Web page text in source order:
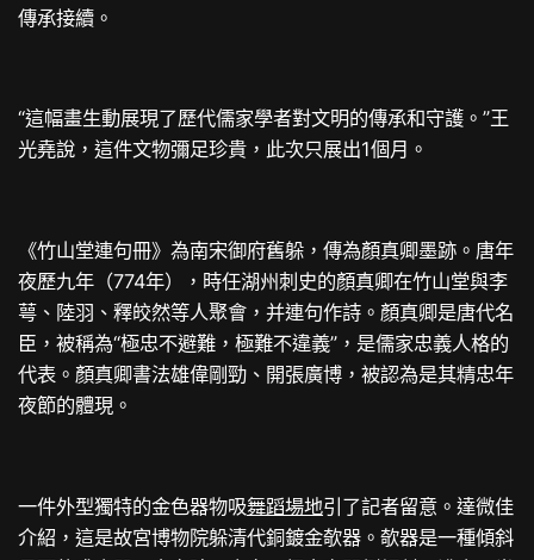
傳承接續。
“這幅畫生動展現了歷代儒家學者對文明的傳承和守護。”王
光堯說，這件文物彌足珍貴，此次只展出1個月。
《竹山堂連句冊》為南宋御府舊躲，傳為顏真卿墨跡。唐年
夜歷九年（774年），時任湖州刺史的顏真卿在竹山堂與李
萼、陸羽、釋皎然等人聚會，并連句作詩。顏真卿是唐代名
臣，被稱為“極忠不避難，極難不違義”，是儒家忠義人格的
代表。顏真卿書法雄偉剛勁、開張廣博，被認為是其精忠年
夜節的體現。
一件外型獨特的金色器物吸舞蹈場地引了記者留意。達微佳
介紹，這是故宮博物院躲清代銅鍍金欹器。欹器是一種傾斜